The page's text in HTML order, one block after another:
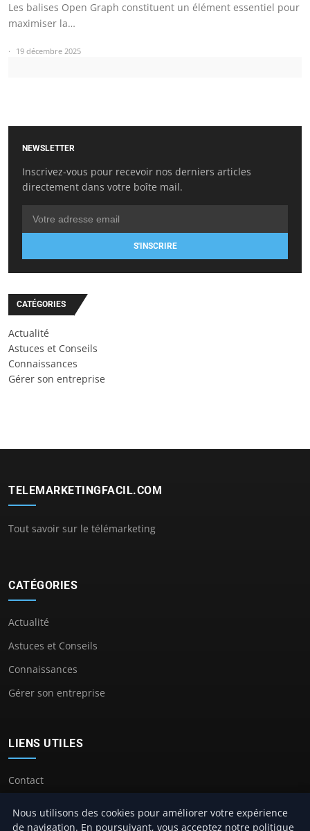
Les balises Open Graph constituent un élément essentiel pour
maximiser la…
19 décembre 2025
NEWSLETTER
Inscrivez-vous pour recevoir nos derniers articles
directement dans votre boîte mail.
S'INSCRIRE
CATÉGORIES
Actualité
Astuces et Conseils
Connaissances
Gérer son entreprise
TELEMARKETINGFACIL.COM
Tout savoir sur le télémarketing
CATÉGORIES
Actualité
Astuces et Conseils
Connaissances
Gérer son entreprise
LIENS UTILES
Contact
Nous utilisons des cookies pour améliorer votre expérience
de navigation. En poursuivant, vous acceptez notre politique